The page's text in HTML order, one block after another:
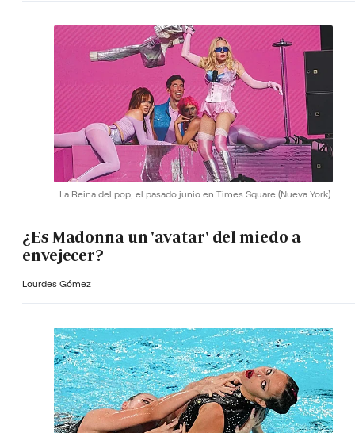
La Reina del pop, el pasado junio en Times Square (Nueva York).
¿Es Madonna un 'avatar' del miedo a
envejecer?
Lourdes Gómez